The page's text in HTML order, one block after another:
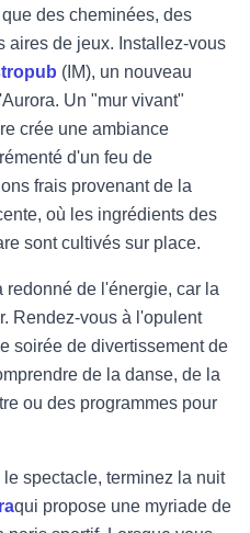
des cheminées, des
aires de jeux. Installez-vous
(IM), un nouveau
Un "mur vivant"
crée une ambiance
d'un feu de
frais provenant de la
où les ingrédients des
sont cultivés sur place.
redonné de l'énergie, car la
Rendez-vous à l'opulent
soirée de divertissement de
de la danse, de la
ou des programmes pour
spectacle, terminez la nuit
qui propose une myriade de